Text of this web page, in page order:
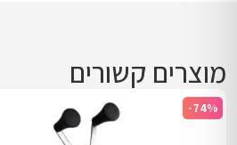
מוצרים קשורים
-74%